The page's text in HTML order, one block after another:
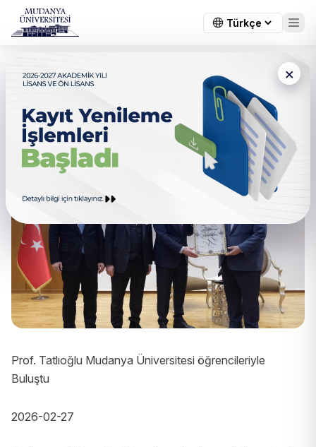
×
Prof. Tatlıoğlu Mudanya
Üniversitesi öğrencileriyle
Buluştu
Prof. Tatlıoğlu Mudanya Üniversitesi öğrencileriyle
Buluştu
2026-02-27